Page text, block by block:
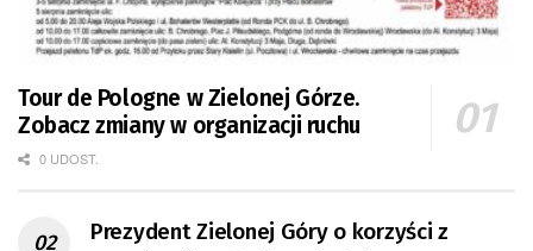
Tour de Pologne w Zielonej Górze.
Zobacz zmiany w organizacji ruchu
0 UDOST.
Prezydent Zielonej Góry o korzyści z